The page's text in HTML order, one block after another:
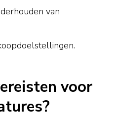
van
voor